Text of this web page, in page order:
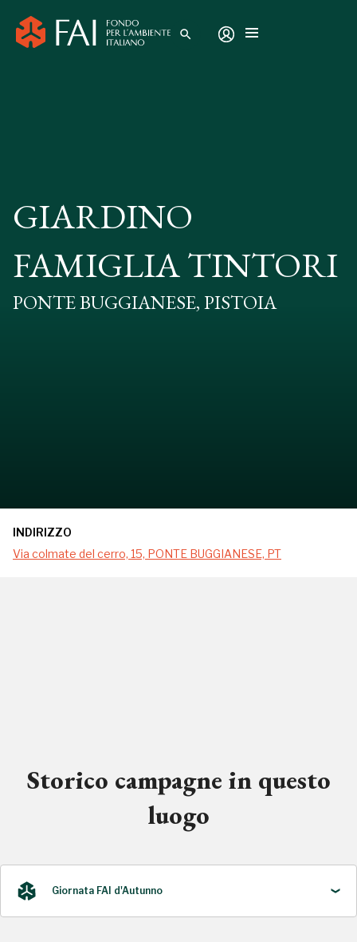
search
GIARDINO
FAMIGLIA TINTORI
PONTE BUGGIANESE, PISTOIA
INDIRIZZO
Via colmate del cerro, 15, PONTE BUGGIANESE, PT
Storico campagne in questo
luogo
Giornata FAI d'Autunno